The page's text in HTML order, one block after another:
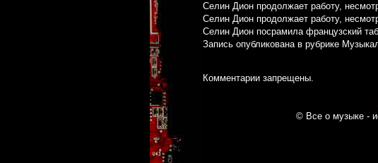
Селин Дион продолжает работу,
Селин Дион продолжает работу,
Селин Дион посрамила французский
Запись опубликована в рубрике
Комментарии запрещены.
© Все о музыке -